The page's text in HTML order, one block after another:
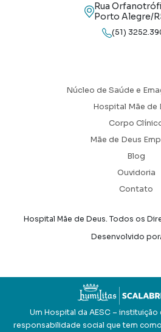
Rua
Porto Alegre/
(51)
Núcleo de Saúde e
Hospital Mãe de
Corpo
Mãe de Deus
Blog
Ouvidoria
Contato
Hospital Mãe de Deus. Todos os
Desenvolvido por
Axysweb
Um Hospital da AESC –
responsabilidade social que tem